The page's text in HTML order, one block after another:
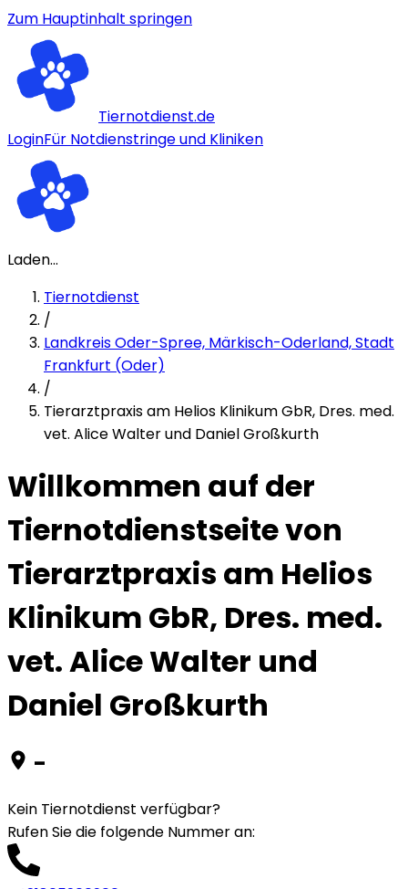
Zum Hauptinhalt springen
Tiernotdienst.de
LoginFür Notdienstringe und Kliniken
Laden...
Tiernotdienst
/
Landkreis Oder-Spree, Märkisch-Oderland, Stadt
Frankfurt (Oder)
/
Tierarztpraxis am Helios Klinikum GbR, Dres. med.
vet. Alice Walter und Daniel Großkurth
Willkommen auf der
Tiernotdienstseite von
Tierarztpraxis am Helios
Klinikum GbR, Dres. med.
vet. Alice Walter und
Daniel Großkurth
-
Kein Tiernotdienst verfügbar?
Rufen Sie die folgende Nummer an: